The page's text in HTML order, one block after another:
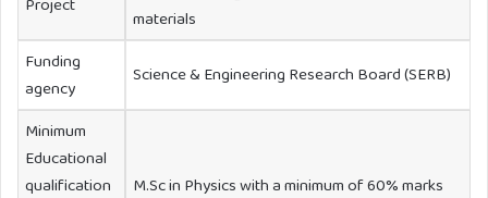
materials
Funding
agency
Science & Engineering Research Board (SERB)
Minimum
Educational
qualification
M.Sc in Physics with a minimum of 60% marks